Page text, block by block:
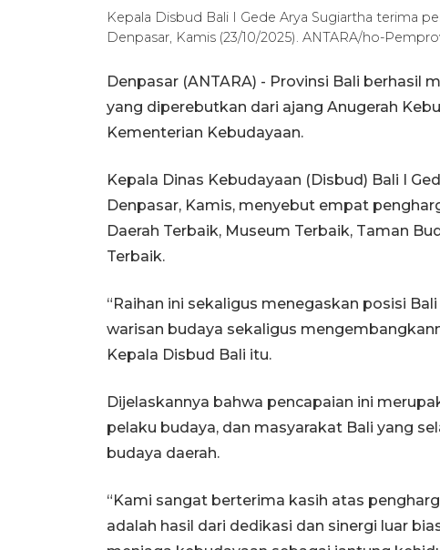
Kepala Disbud Bali I Gede Arya Sugiartha terima
Denpasar, Kamis (23/10/2025). ANTARA/ho-
Denpasar (ANTARA) - Provinsi Bali
yang diperebutkan dari ajang Anugerah
Kementerian Kebudayaan.
Kepala Dinas Kebudayaan (Disbud) Bali I
Denpasar, Kamis, menyebut empat
Daerah Terbaik, Museum Terbaik, Taman
Terbaik.
“Raihan ini sekaligus menegaskan posisi
warisan budaya sekaligus
Kepala Disbud Bali itu.
Dijelaskannya bahwa pencapaian ini
pelaku budaya, dan masyarakat Bali yang
budaya daerah.
“Kami sangat berterima kasih atas
adalah hasil dari dedikasi dan sinergi luar